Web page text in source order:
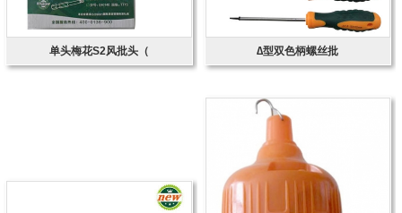
单头梅花S2风批头（ ∆型双色柄螺丝批